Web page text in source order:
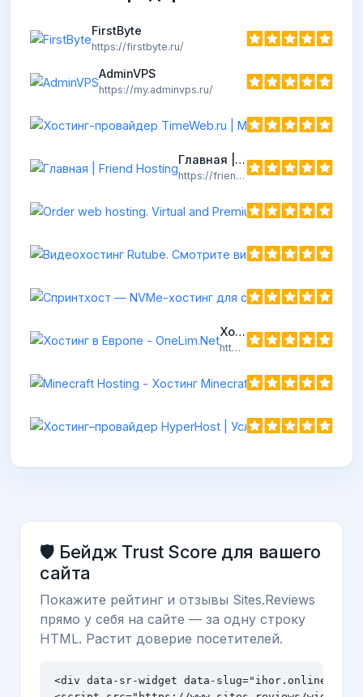
FirstByte
https://firstbyte.ru/
AdminVPS
https://my.adminvps.ru/
Главная | Friend Hosting
https://friendhosting.net
Хостинг в Европе - OneLim.Net
https://onelim.net
https://
🛡️ Бейдж Trust Score для вашего
сайта
Покажите рейтинг и отзывы Sites.Reviews
прямо у себя на сайте — за одну строку
HTML. Растит доверие посетителей.
<div data-sr-widget data-slug="ihor.online"